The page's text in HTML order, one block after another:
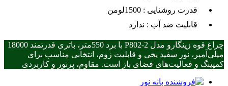
قدرت روشنایی : 1500لومن
قابلیت ضد آب : ندارد
چراغ قوه زینگارو مدل P802-2 با برد 550متر، باتری قدرتمند 18000
میلی‌آمپر، نور سفید یخی و قابلیت زوم، انتخابی مناسب برای
کمپینگ و فعالیت‌های فضای باز است. مقاوم، پرنور و کاربردی